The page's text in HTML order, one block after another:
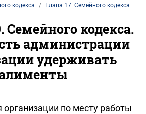
кодекса
Глава 17. Семейного кодекса
Семейного кодекса.
администрации
удерживать
по месту работы